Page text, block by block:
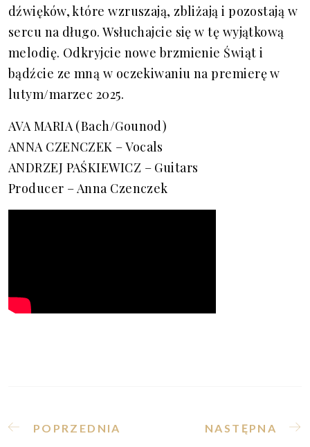
dźwięków, które wzruszają, zbliżają i pozostają w
sercu na długo. Wsłuchajcie się w tę wyjątkową
melodię. Odkryjcie nowe brzmienie Świąt i
bądźcie ze mną w oczekiwaniu na premierę w
lutym/marzec 2025.
AVA MARIA (Bach/Gounod)
ANNA CZENCZEK – Vocals
ANDRZEJ PAŚKIEWICZ – Guitars
Producer – Anna Czenczek
POPRZEDNIA STRONA: PIEŚŃ O
POPRZEDNIA NASTĘPNA
NASTĘPNA